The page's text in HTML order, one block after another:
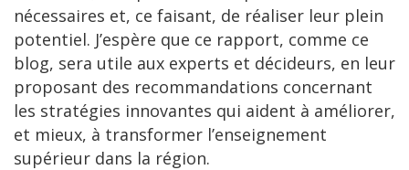
nécessaires et, ce faisant, de réaliser leur plein
potentiel. J’espère que ce rapport, comme ce
blog, sera utile aux experts et décideurs, en leur
proposant des recommandations concernant
les stratégies innovantes qui aident à améliorer,
et mieux, à transformer l’enseignement
supérieur dans la région.